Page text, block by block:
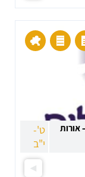
– אורות
ט'-
י"ב